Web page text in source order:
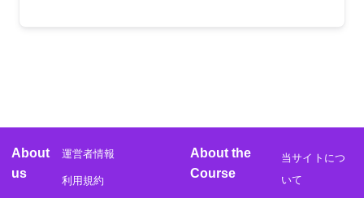
About
us
運営者情報
利用規約
About the
Course
当サイトにつ
いて